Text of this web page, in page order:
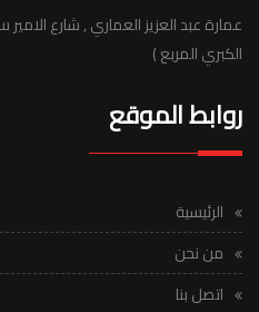
عمارة عبد العزيز العماري , شارع
الكبري المربع )
روابط الموقع
الرئيسية
من نحن
اتصل بنا